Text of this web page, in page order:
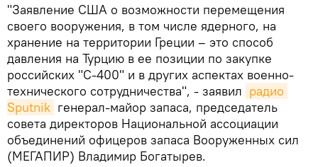
"Заявление США о возможности перемещения
своего вооружения, в том числе ядерного, на
хранение на территории Греции – это способ
давления на Турцию в ее позиции по закупке
российских "С-400" и в других аспектах военно-
технического сотрудничества", - заявил радио
Sputnik генерал-майор запаса, председатель
совета директоров Национальной ассоциации
объединений офицеров запаса Вооруженных сил
(МЕГАПИР) Владимир Богатырев.